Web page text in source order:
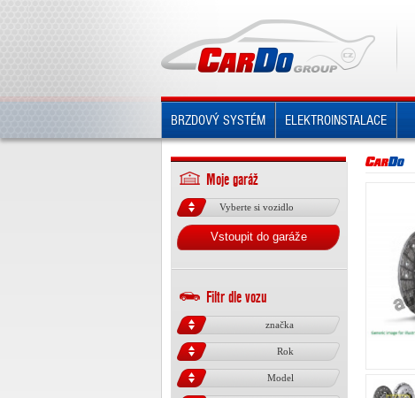
BRZDOVÝ SYSTÉM ELEKTROINSTALACE
Moje garáž
Vyberte si vozidlo
Vstoupit do garáže
Filtr dle vozu
značka
Rok
Model